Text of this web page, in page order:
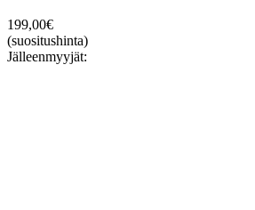
199,00€
(suositushinta)
Jälleenmyyjät: